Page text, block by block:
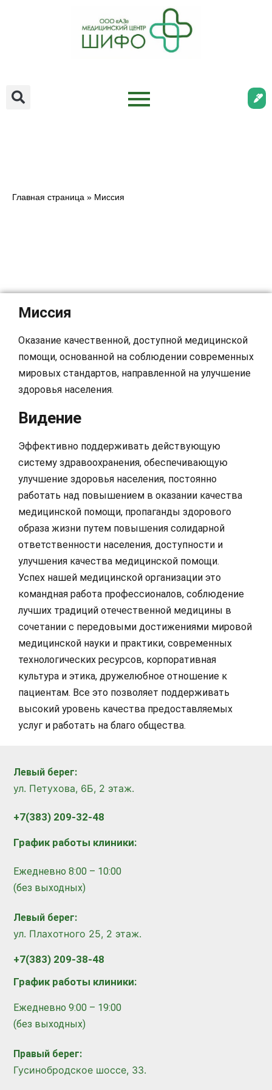
Главная страница » Миссия
Миссия
Оказание качественной, доступной медицинской
помощи, основанной на соблюдении современных
мировых стандартов, направленной на улучшение
здоровья населения.
Видение
Эффективно поддерживать действующую
систему здравоохранения, обеспечивающую
улучшение здоровья населения, постоянно
работать над повышением в оказании качества
медицинской помощи, пропаганды здорового
образа жизни путем повышения солидарной
ответственности населения, доступности и
улучшения качества медицинской помощи.
Успех нашей медицинской организации это
командная работа профессионалов, соблюдение
лучших традиций отечественной медицины в
сочетании с передовыми достижениями мировой
медицинской науки и практики, современных
технологических ресурсов, корпоративная
культура и этика, дружелюбное отношение к
пациентам. Все это позволяет поддерживать
высокий уровень качества предоставляемых
услуг и работать на благо общества.
Левый берег:
ул. Петухова, 6Б, 2 этаж.
+7(383) 209-32-48
График работы клиники:
Ежедневно 8:00 – 10:00
(без выходных)
Левый берег:
ул. Плахотного 25, 2 этаж.
+7(383) 209-38-48
График работы клиники:
Ежедневно 9:00 – 19:00
(без выходных)
Правый берег:
Гусинобродское шоссе, 33.